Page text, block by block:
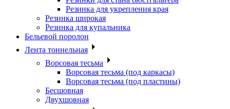
Резинка для укрепления края
Резинка широкая
Резинка для купальника
Бельевой поролон
Лента тоннельная
Ворсовая тесьма
Ворсовая тесьма (под каркасы)
Ворсовая тесьма (под пластины)
Бесшовная
Двухшовная